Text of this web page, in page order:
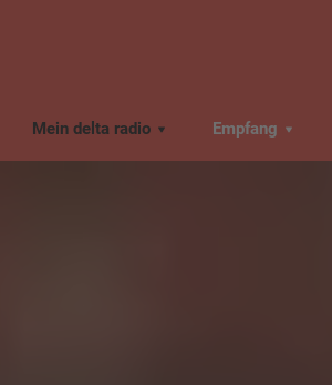
Mein delta radio Empfang